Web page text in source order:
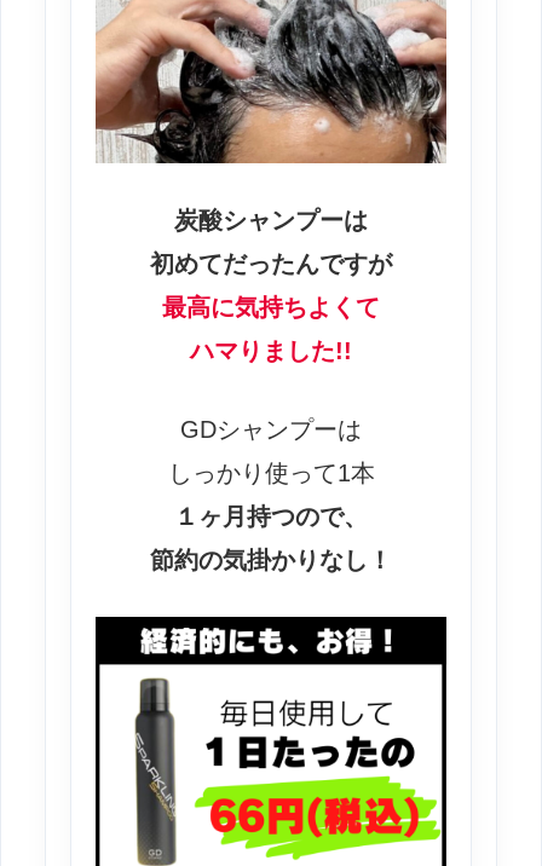
炭酸シャンプーは
初めてだったんですが
最高に気持ちよくて
ハマりました!!
GDシャンプーは
しっかり使って1本
１ヶ月持つので、
節約の気掛かりなし！